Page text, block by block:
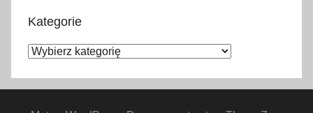
Kategorie
Kategorie